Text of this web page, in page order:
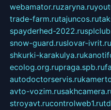
webamator.ruzaryna.ru
trade-farm.rutajuncos.ru
spayderhed-2022.ru
snow-guard.ruslovar-ivrit.ru
shkurki-karakulya.ru
ecolog.org.rupraga.spb.ru
autodoctorservis.ru
avto-vozim.ru
stroyavt.rucontrolweb1.ru